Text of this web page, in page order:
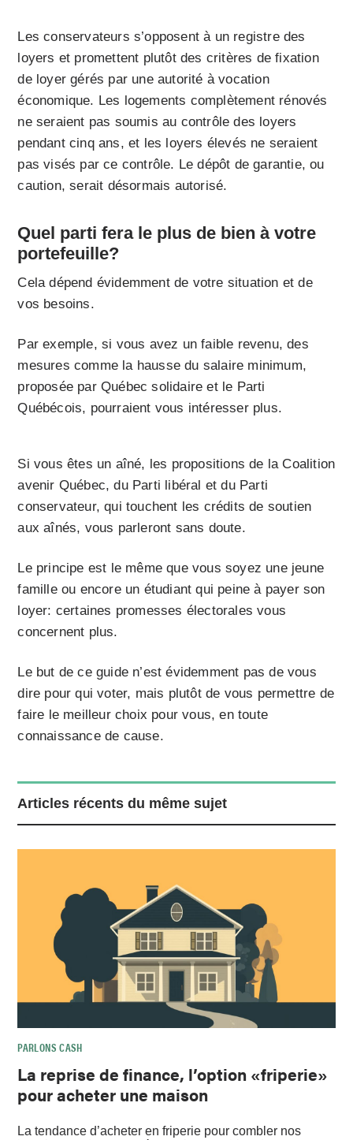
Les conservateurs s’opposent à un registre des
loyers et promettent plutôt des critères de fixation
de loyer gérés par une autorité à vocation
économique. Les logements complètement rénovés
ne seraient pas soumis au contrôle des loyers
pendant cinq ans, et les loyers élevés ne seraient
pas visés par ce contrôle. Le dépôt de garantie, ou
caution, serait désormais autorisé.
Quel parti fera le plus de bien à votre
portefeuille?
Cela dépend évidemment de votre situation et de
vos besoins.
Par exemple, si vous avez un faible revenu, des
mesures comme la hausse du salaire minimum,
proposée par Québec solidaire et le Parti
Québécois, pourraient vous intéresser plus.
Si vous êtes un aîné, les propositions de la Coalition
avenir Québec, du Parti libéral et du Parti
conservateur, qui touchent les crédits de soutien
aux aînés, vous parleront sans doute.
Le principe est le même que vous soyez une jeune
famille ou encore un étudiant qui peine à payer son
loyer: certaines promesses électorales vous
concernent plus.
Le but de ce guide n’est évidemment pas de vous
dire pour qui voter, mais plutôt de vous permettre de
faire le meilleur choix pour vous, en toute
connaissance de cause.
Articles récents du même sujet
PARLONS CASH
La reprise de finance, l’option «friperie»
pour acheter une maison
La tendance d’acheter en friperie pour combler nos